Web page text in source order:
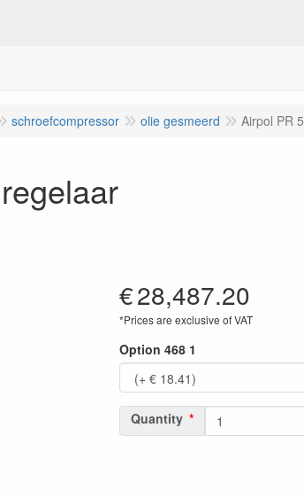
schroefcompressor olie gesmeerd Airpol PR
€28,487.20
*Prices are exclusive of VAT
Option 468 1
Quantity